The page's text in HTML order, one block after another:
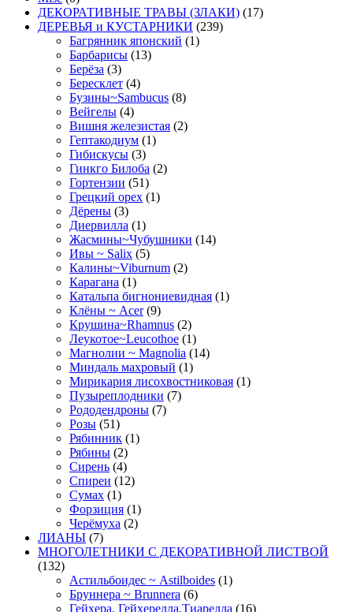
ДЕКОРАТИВНЫЕ ТРАВЫ (ЗЛАКИ) (17)
ДЕРЕВЬЯ и КУСТАРНИКИ (239)
Багрянник японский (1)
Барбарисы (13)
Берёза (3)
Бересклет (4)
Бузины~Sambucus (8)
Вейгелы (4)
Вишня железистая (2)
Гептакодиум (1)
Гибискусы (3)
Гинкго Билоба (2)
Гортензии (51)
Грецкий орех (1)
Дёрены (3)
Диервилла (1)
Жасмины~Чубушники (14)
Ивы ~ Salix (5)
Калины~Viburnum (2)
Карагана (1)
Катальпа бигнониевидная (1)
Клёны ~ Acer (9)
Крушина~Rhamnus (2)
Леукотое~Leucothoe (1)
Магнолии ~ Magnolia (14)
Миндаль махровый (1)
Мирикария лисохвостниковая (1)
Пузыреплодники (7)
Рододендроны (7)
Розы (51)
Рябинник (1)
Рябины (2)
Сирень (4)
Спиреи (12)
Сумах (1)
Форзиция (1)
Черёмуха (2)
ЛИАНЫ (7)
МНОГОЛЕТНИКИ С ДЕКОРАТИВНОЙ ЛИСТВОЙ
(132)
Астильбоидес ~ Astilboides (1)
Бруннера ~ Brunnera (6)
Гейхера, Гейхерелла,Тиарелла (16)